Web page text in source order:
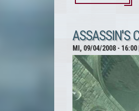
ASSASSIN'S
MI, 09/04/2008 - 16:00